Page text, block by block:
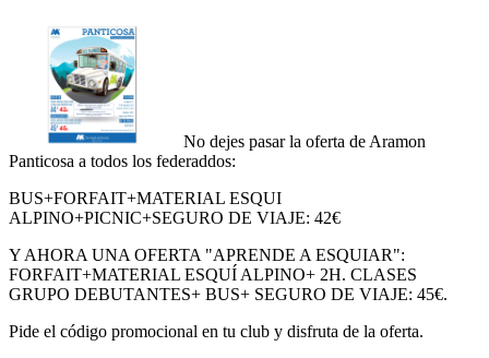
No dejes pasar la oferta de Aramon
Panticosa a todos los federaddos:
BUS+FORFAIT+MATERIAL ESQUI
ALPINO+PICNIC+SEGURO DE VIAJE: 42€
Y AHORA UNA OFERTA "APRENDE A ESQUIAR":
FORFAIT+MATERIAL ESQUÍ ALPINO+ 2H. CLASES
GRUPO DEBUTANTES+ BUS+ SEGURO DE VIAJE: 45€.
Pide el código promocional en tu club y disfruta de la oferta.